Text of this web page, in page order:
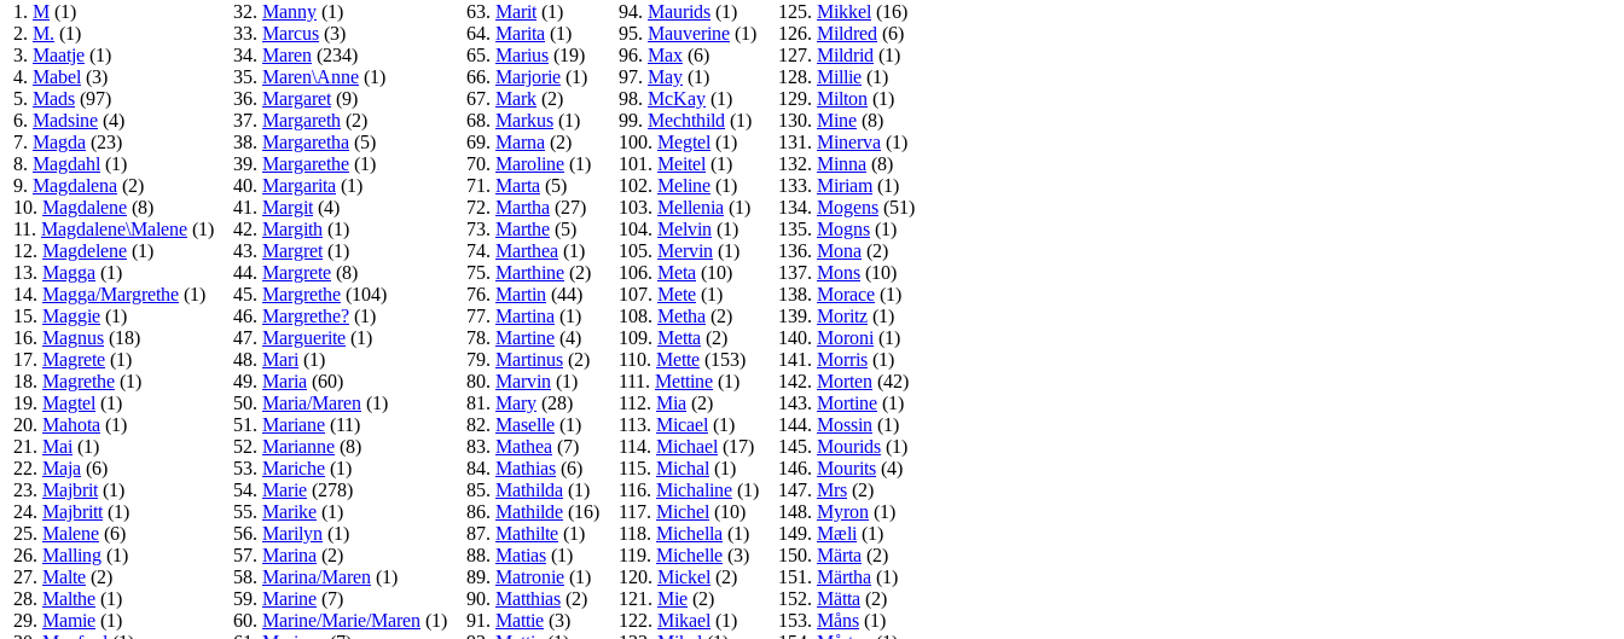
1. M (1)
2. M. (1)
3. Maatje (1)
4. Mabel (3)
5. Mads (97)
6. Madsine (4)
7. Magda (23)
8. Magdahl (1)
9. Magdalena (2)
10. Magdalene (8)
11. Magdalene\Malene (1)
12. Magdelene (1)
13. Magga (1)
14. Magga/Margrethe (1)
15. Maggie (1)
16. Magnus (18)
17. Magrete (1)
18. Magrethe (1)
19. Magtel (1)
20. Mahota (1)
21. Mai (1)
22. Maja (6)
23. Majbrit (1)
24. Majbritt (1)
25. Malene (6)
26. Malling (1)
27. Malte (2)
28. Malthe (1)
29. Mamie (1)
32. Manny (1)
33. Marcus (3)
34. Maren (234)
35. Maren\Anne (1)
36. Margaret (9)
37. Margareth (2)
38. Margaretha (5)
39. Margarethe (1)
40. Margarita (1)
41. Margit (4)
42. Margith (1)
43. Margret (1)
44. Margrete (8)
45. Margrethe (104)
46. Margrethe? (1)
47. Marguerite (1)
48. Mari (1)
49. Maria (60)
50. Maria/Maren (1)
51. Mariane (11)
52. Marianne (8)
53. Mariche (1)
54. Marie (278)
55. Marike (1)
56. Marilyn (1)
57. Marina (2)
58. Marina/Maren (1)
59. Marine (7)
60. Marine/Marie/Maren (1)
63. Marit (1)
64. Marita (1)
65. Marius (19)
66. Marjorie (1)
67. Mark (2)
68. Markus (1)
69. Marna (2)
70. Maroline (1)
71. Marta (5)
72. Martha (27)
73. Marthe (5)
74. Marthea (1)
75. Marthine (2)
76. Martin (44)
77. Martina (1)
78. Martine (4)
79. Martinus (2)
80. Marvin (1)
81. Mary (28)
82. Maselle (1)
83. Mathea (7)
84. Mathias (6)
85. Mathilda (1)
86. Mathilde (16)
87. Mathilte (1)
88. Matias (1)
89. Matronie (1)
90. Matthias (2)
91. Mattie (3)
94. Maurids (1)
95. Mauverine (1)
96. Max (6)
97. May (1)
98. McKay (1)
99. Mechthild (1)
100. Megtel (1)
101. Meitel (1)
102. Meline (1)
103. Mellenia (1)
104. Melvin (1)
105. Mervin (1)
106. Meta (10)
107. Mete (1)
108. Metha (2)
109. Metta (2)
110. Mette (153)
111. Mettine (1)
112. Mia (2)
113. Micael (1)
114. Michael (17)
115. Michal (1)
116. Michaline (1)
117. Michel (10)
118. Michella (1)
119. Michelle (3)
120. Mickel (2)
121. Mie (2)
122. Mikael (1)
125. Mikkel (16)
126. Mildred (6)
127. Mildrid (1)
128. Millie (1)
129. Milton (1)
130. Mine (8)
131. Minerva (1)
132. Minna (8)
133. Miriam (1)
134. Mogens (51)
135. Mogns (1)
136. Mona (2)
137. Mons (10)
138. Morace (1)
139. Moritz (1)
140. Moroni (1)
141. Morris (1)
142. Morten (42)
143. Mortine (1)
144. Mossin (1)
145. Mourids (1)
146. Mourits (4)
147. Mrs (2)
148. Myron (1)
149. Mæli (1)
150. Märta (2)
151. Märtha (1)
152. Mätta (2)
153. Måns (1)